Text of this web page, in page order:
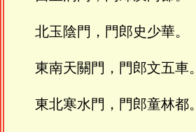
北玉陰門，門郎史少華。
東南天關門，門郎文五車。
東北寒水門，門郎童林都。